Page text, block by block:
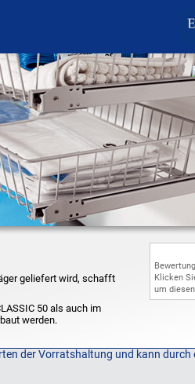
Klicken
um
geliefert wird, schafft
50 als auch im
werden.